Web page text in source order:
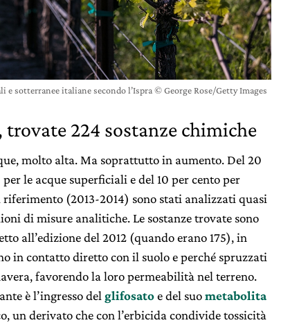
sotterranee italiane secondo l’Ispra © George Rose/Getty Images
224 sostanze chimiche
molto alta. Ma soprattutto in aumento. Del 20
le acque superficiali e del 10 per cento per
(2013-2014) sono stati analizzati quasi
di misure analitiche. Le sostanze trovate sono
all’edizione del 2012 (quando erano 175), in
in contatto diretto con il suolo e perché spruzzati
favorendo la loro permeabilità nel terreno.
è l’ingresso del glifosatoe del suometabolita
un derivato che con l’erbicida condivide tossicità